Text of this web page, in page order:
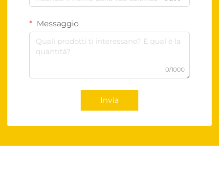
Messaggio
0/1000
Invia